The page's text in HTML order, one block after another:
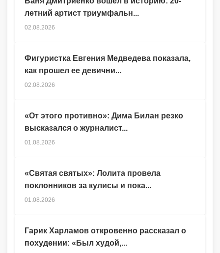
Гарик Харламов откровенно рассказал о
похудении: «Был худой,...
летний артист триумфальн...
02.08.2026
Фигуристка Евгения Медведева показала,
как прошел ее девични...
02.08.2026
«От этого противно»: Дима Билан резко
высказался о журналист...
01.08.2026
«Святая святых»: Лолита провела
поклонников за кулисы и пока...
01.08.2026